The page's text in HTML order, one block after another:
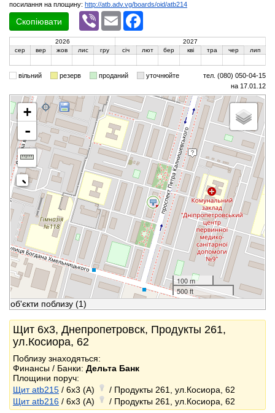
посилання на площину: http://atb.adv.vg/boards/oid/atb214
Скопіювати
Viber Email
2026
2027
сер
вер жов лис гру січ лют бер кві тра чер лип
вільний резерв проданий уточнюйте
тел. (080) 050-04-15
на 17.01.12
+
-
100 m
500 ft
об'єкти поблизу (1)
Щит 6x3, Днепропетровск, Продукты 261,
ул.Косиора, 62
Поблизу знаходяться:
Финансы / Банки: Дельта Банк
Площини поруч:
Щит atb215 / 6x3 (A)
/ Продукты 261, ул.Косиора, 62
Щит atb216 / 6x3 (A) / Продукты 261, ул.Косиора, 62